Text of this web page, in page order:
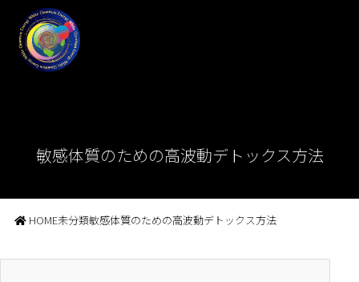
敏感体質のための高波動デトックス方法
HOME未分類敏感体質のための高波動デトックス方法